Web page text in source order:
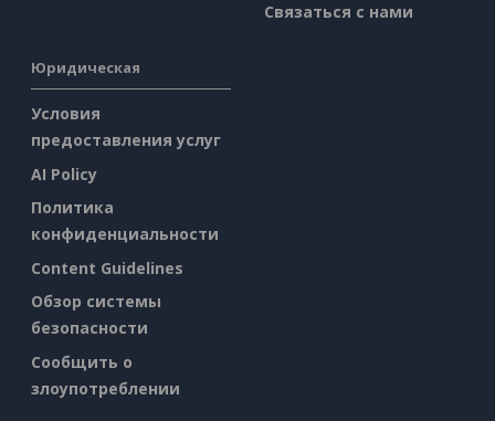
Связаться с нами
Юридическая
Условия
предоставления услуг
AI Policy
Политика
конфиденциальности
Content Guidelines
Обзор системы
безопасности
Сообщить о
злоупотреблении